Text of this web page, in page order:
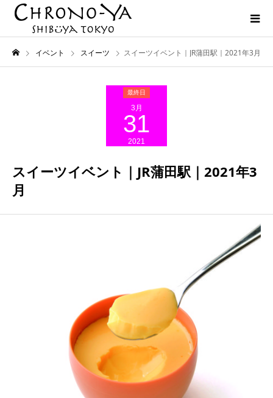
イベント スイーツ スイーツイベント｜JR蒲田駅｜2021年3月
3月
31
2021
スイーツイベント｜JR蒲田駅｜2021年3
月